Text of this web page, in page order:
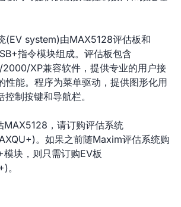
(EV system)由MAX5128评估板和
指令模块组成。评估板包含
XP兼容软件，提供专业的用户接
性能。程序为菜单驱动，提供图形化用
制按键和导航栏。
MAX5128，请订购评估系统
。如果之前随Maxim评估系统购
块，则只需订购EV板
。